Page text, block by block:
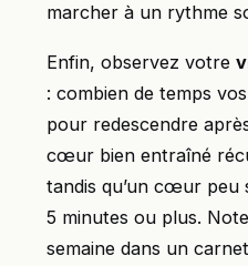
marcher à un rythme
Enfin, observez votre
: combien de temps
pour redescendre
cœur bien entraîné
tandis qu’un cœur peu
5 minutes ou plus.
semaine dans un